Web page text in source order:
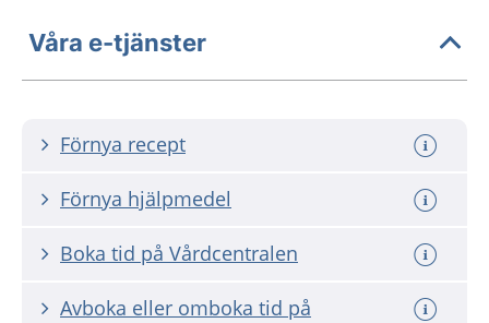
Våra e-tjänster
Förnya recept
Förnya hjälpmedel
Boka tid på Vårdcentralen
Avboka eller omboka tid på